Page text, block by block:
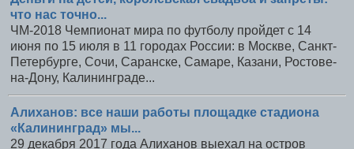
что нас точно...
ЧМ-2018 Чемпионат мира по футболу пройдет с 14
июня по 15 июля в 11 городах России: в Москве, Санкт-
Петербурге, Сочи, Саранске, Самаре, Казани, Ростове-
на-Дону, Калининграде...
Алиханов: все наши работы площадке стадиона
«Калининград» мы...
29 декабря 2017 года Алиханов выехал на остров